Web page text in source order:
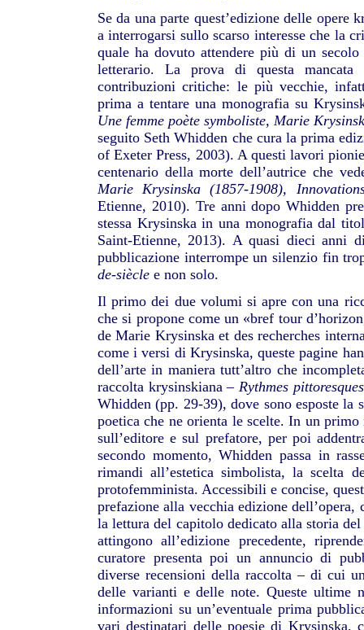
Se da una parte quest’edizione delle opere
a interrogarsi sullo scarso interesse che la
quale ha dovuto attendere più di un
letterario. La prova di questa
contribuzioni critiche: le più vecchie,
prima a tentare una monografia su
Une femme poète symboliste, Marie
seguito Seth Whidden che cura la prima
of Exeter Press, 2003). A questi lavori
centenario della morte dell’autrice che
Marie Krysinska (1857-1908),
Etienne, 2010). Tre anni dopo Whidden
stessa Krysinska in una monografia dal
Saint-Etienne, 2013). A quasi dieci anni
pubblicazione interrompe un silenzio fin
de-siècle e non solo.
Il primo dei due volumi si apre con una
che si propone come un «bref tour
de Marie Krysinska et des recherches
come i versi di Krysinska, queste pagine
dell’arte in maniera tutt’altro che
raccolta krysinskiana –Rythmes
Whidden (pp. 29-39), dove sono esposte
poetica che ne orienta le scelte. In un
sull’editore e sul prefatore, per poi
secondo momento, Whidden passa in
rimandi all’estetica simbolista, la scelta
protofemminista. Accessibili e concise,
prefazione alla vecchia edizione dell’opera,
la lettura del capitolo dedicato alla storia
attingono all’edizione precedente,
curatore presenta poi un annuncio di
diverse recensioni della raccolta – di cui
delle varianti e delle note. Queste ultime
informazioni su un’eventuale prima
vari destinatari delle poesie di Krysinska,